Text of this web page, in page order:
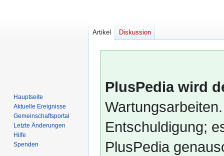
PlusPedia wird
Entschuldigung;
PlusPedia
Artikel Diskussion
Hauptseite
Aktuelle Ereignisse
Gemeinschafts­portal
Letzte Änderungen
Hilfe
Spenden